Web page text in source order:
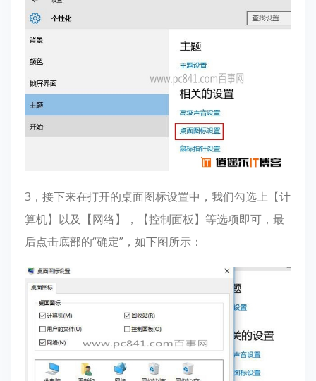
3，接下来在打开的桌面图标设置中，我们勾选上【计
算机】以及【网络】，【控制面板】等选项即可，最
后点击底部的“确定”，如下图所示：